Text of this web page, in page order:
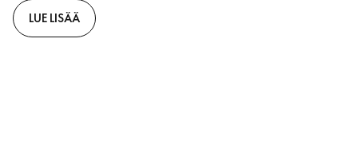
LUE LISÄÄ